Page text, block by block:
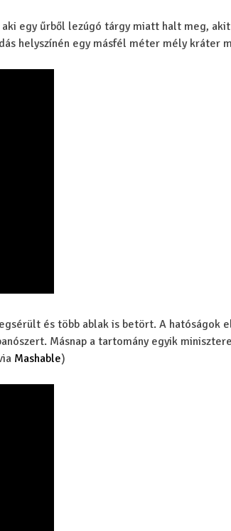
egy űrből lezúgó tárgy miatt halt meg, akit
helyszínén egy másfél méter mély kráter
és több ablak is betört. A hatóságok
Másnap a tartomány egyik minisztere
Mashable)